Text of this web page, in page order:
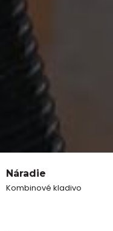
Náradie
Kombinové kladivo